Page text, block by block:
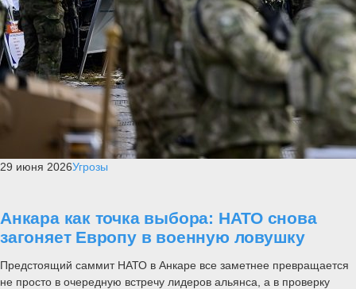
29 июня 2026Угрозы
Анкара как точка выбора: НАТО снова
загоняет Европу в военную ловушку
Предстоящий саммит НАТО в Анкаре все заметнее превращается
не просто в очередную встречу лидеров альянса, а в проверку